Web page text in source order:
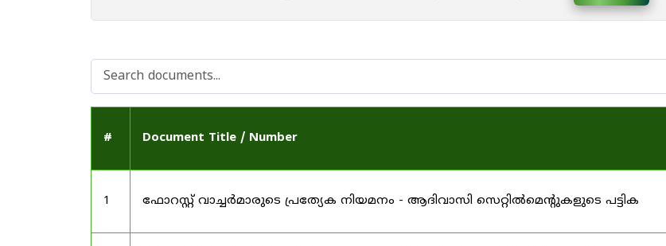
# Document Title / Number
1 ഫോറസ്റ്റ് വാച്ചർമാരുടെ പ്രത്യേക നിയമനം - ആദിവാസി സെറ്റിൽമെന്റുകളുടെ പട്ടിക